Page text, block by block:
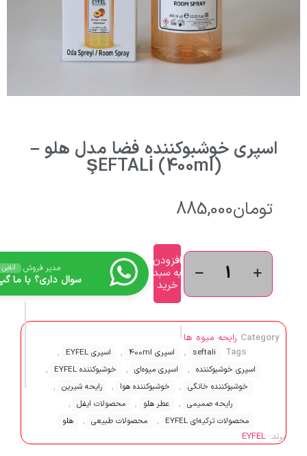
اسپری خوشبوکننده فضا مدل هلو –
ŞEFTALİ (400ml)
تومان885,000
افزودن
به سبد
خرید
مدیر فروش آنلاین
سوال داری؟ با ما
Category رایحه میوه ها
Tags
seftali
, اسپری 400ml , اسپری EYFEL ,
اسپری خوشبوکننده , اسپری میوه‌ای , خوشبوکننده EYFEL ,
خوشبوکننده خانگی , خوشبوکننده هوا , رایحه شیرین ,
رایحه صمیمی , عطر هلو , محصولات ایفل ,
محصولات ترکیه‌ای EYFEL , محصولات طبیعی , هلو
برند: EYFEL